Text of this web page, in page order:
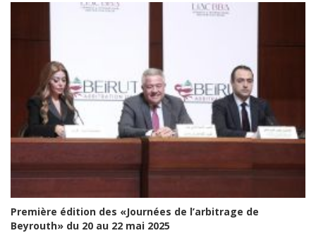
Première édition des «Journées de l’arbitrage de
Beyrouth» du 20 au 22 mai 2025